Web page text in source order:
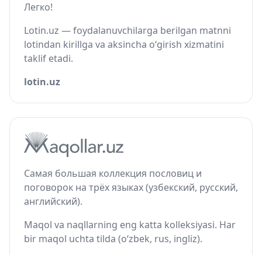
Легко!
Lotin.uz — foydalanuvchilarga berilgan matnni
lotindan kirillga va aksincha o‘girish xizmatini
taklif etadi.
lotin.uz
Самая большая коллекция пословиц и
поговорок на трёх языках (узбекский, русский,
английский).
Maqol va naqllarning eng katta kolleksiyasi. Har
bir maqol uchta tilda (o‘zbek, rus, ingliz).